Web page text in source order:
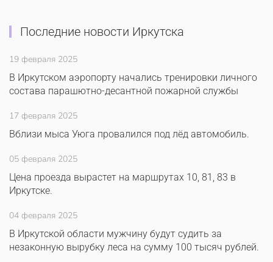
Последние новости Иркутска
19 февраля 2025
В Иркутском аэропорту начались тренировки личного
состава парашютно-десантной пожарной службы
17 февраля 2025
Вблизи мыса Уюга провалился под лёд автомобиль.
05 февраля 2025
Цена проезда вырастет на маршрутах 10, 81, 83 в
Иркутске.
04 февраля 2025
В Иркутской области мужчину будут судить за
незаконную вырубку леса на сумму 100 тысяч рублей.